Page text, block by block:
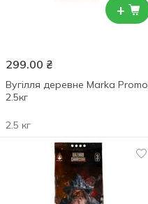
+
299.00 ₴
Вугілля деревне Marka Promo
2.5кг
2.5 кг